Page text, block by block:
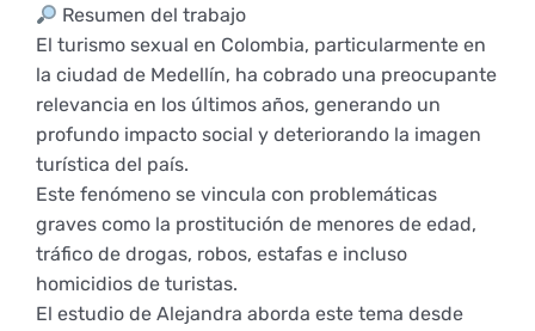
Estatuto estudiante universitario
Plan de acción tutorial
Programa Mentor
Derechos y deberes
Resumen del trabajo
El turismo sexual en Colombia, particularmente en
la ciudad de Medellín, ha cobrado una preocupante
relevancia en los últimos años, generando un
profundo impacto social y deteriorando la imagen
turística del país.
Este fenómeno se vincula con problemáticas
graves como la prostitución de menores de edad,
tráfico de drogas, robos, estafas e incluso
homicidios de turistas.
El estudio de Alejandra aborda este tema desde